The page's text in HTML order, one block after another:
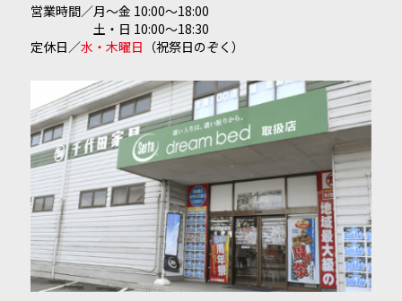
営業時間／月～金 10:00～18:00
土・日 10:00～18:30
定休日 ／水・木曜日 （祝祭日のぞく）